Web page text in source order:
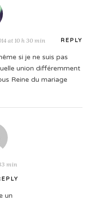
at 10 h 30 min REPLY
si je ne suis pas
union différemment
Reine du mariage
min
un